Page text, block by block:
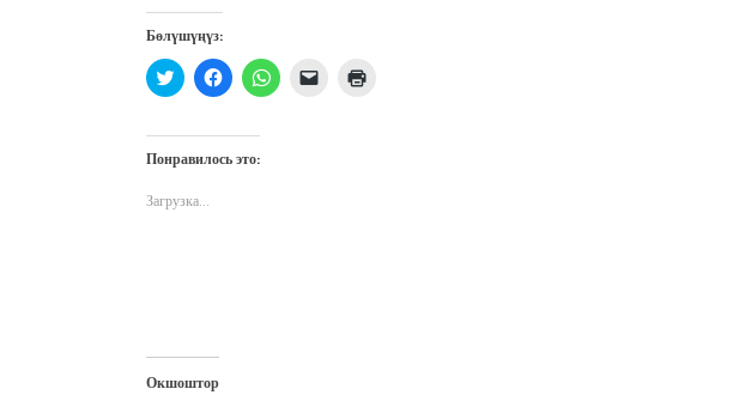
Бөлүшүңүз:
Нажмите,
чтобы
Twitter
(Открывается
в
окне)
Нажмите,
чтобы
Facebook
(Открывается
в
Нажмите,
чтобы
Послать
ссылку
Понравилось это:
Загрузка...
Окшоштор